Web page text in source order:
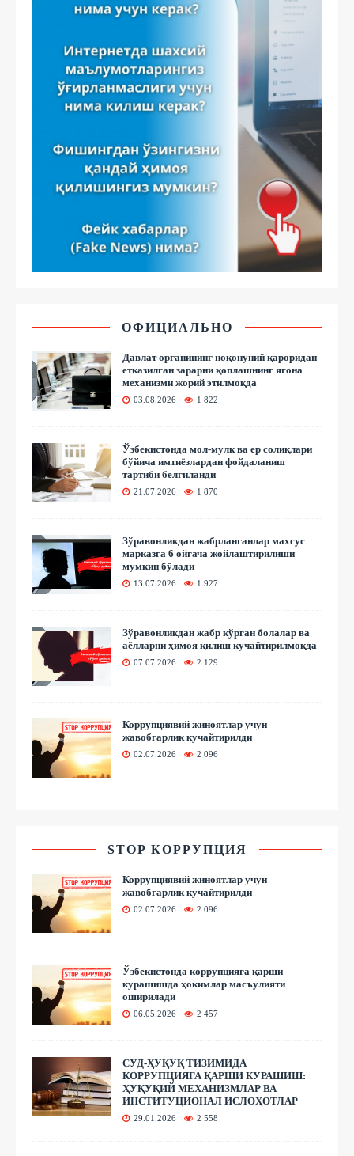
ОФИЦИАЛЬНО
Давлат органининг ноқонуний қароридан
етказилган зарарни қоплашнинг ягона
механизми жорий этилмоқда
03.08.2026 1 822
Ўзбекистонда мол-мулк ва ер солиқлари
бўйича имтиёзлардан фойдаланиш
тартиби белгиланди
21.07.2026 1 870
Зўравонликдан жабрланганлар махсус
марказга 6 ойгача жойлаштирилиши
мумкин бўлади
13.07.2026 1 927
Зўравонликдан жабр кўрган болалар ва
аёлларни ҳимоя қилиш кучайтирилмоқда
07.07.2026 2 129
Коррупциявий жиноятлар учун
жавобгарлик кучайтирилди
02.07.2026 2 096
STOP КОРРУПЦИЯ
Коррупциявий жиноятлар учун
жавобгарлик кучайтирилди
02.07.2026 2 096
Ўзбекистонда коррупцияга қарши
курашишда ҳокимлар масъулияти
оширилади
06.05.2026 2 457
СУД-ҲУҚУҚ ТИЗИМИДА
КОРРУПЦИЯГА ҚАРШИ КУРАШИШ:
ҲУҚУҚИЙ МЕХАНИЗМЛАР ВА
ИНСТИТУЦИОНАЛ ИСЛОҲОТЛАР
29.01.2026 2 558